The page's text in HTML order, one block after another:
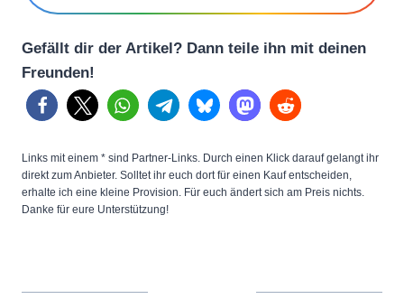
Gefällt dir der Artikel? Dann teile ihn mit deinen
Freunden!
Links mit einem * sind Partner-Links. Durch einen Klick darauf gelangt ihr
direkt zum Anbieter. Solltet ihr euch dort für einen Kauf entscheiden,
erhalte ich eine kleine Provision. Für euch ändert sich am Preis nichts.
Danke für eure Unterstützung!